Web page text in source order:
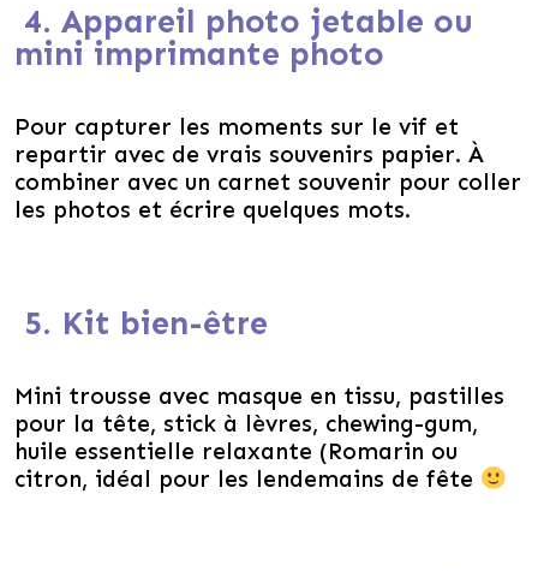
4. Appareil photo jetable ou
mini imprimante photo
Pour capturer les moments sur le vif et
repartir avec de vrais souvenirs papier. À
combiner avec un carnet souvenir pour coller
les photos et écrire quelques mots.
5. Kit bien-être
Mini trousse avec masque en tissu, pastilles
pour la tête, stick à lèvres, chewing-gum,
huile essentielle relaxante (Romarin ou
citron, idéal pour les lendemains de fête